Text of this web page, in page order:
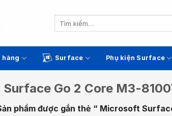
hàng Surface Phụ kiện Surface
Go 2 Core M3-
phẩm được gắn thẻ “ Microsoft